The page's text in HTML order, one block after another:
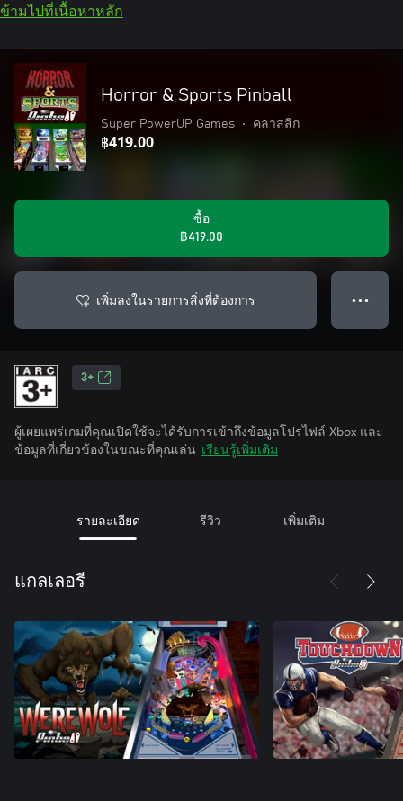
ข้ามไปที่เนื้อหาหลัก
Horror & Sports Pinball
Super PowerUP Games • คลาสสิก
฿419.00
ซื้อ
฿419.00
เพิ่มลงในรายการสิ่งที่ต้องการ ● ● ●
3+
ผู้เผยแพร่เกมที่คุณเปิดใช้จะได้รับการเข้าถึงข้อมูลโปรไฟล์ Xbox และ
ข้อมูลที่เกี่ยวข้องในขณะที่คุณเล่น เรียนรู้เพิ่มเติม
รายละเอียด รีวิว เพิ่มเติม
แกลเลอรี